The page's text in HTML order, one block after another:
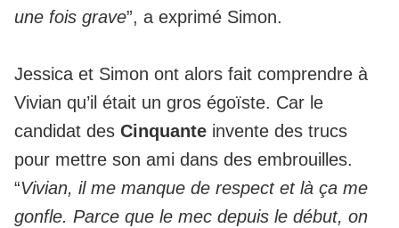
une fois grave”, a exprimé Simon.
Jessica et Simon ont alors fait comprendre à
Vivian qu’il était un gros égoïste. Car le
candidat des Cinquante invente des trucs
pour mettre son ami dans des embrouilles.
“Vivian, il me manque de respect et là ça me
gonfle. Parce que le mec depuis le début, on